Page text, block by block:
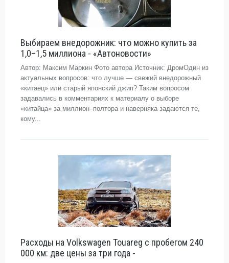
Выбираем внедорожник: что можно купить за
1,0–1,5 миллиона - «Автоновости»
Автор: Максим Маркин Фото автора Источник: ДромОдин из
актуальных вопросов: что лучше — свежий внедорожный
«китаец» или старый японский джип? Таким вопросом
задавались в комментариях к материалу о выборе
«китайца» за миллион–полтора и наверняка задаются те,
кому...
Расходы на Volkswagen Touareg с пробегом 240
000 км: две цены за три года -